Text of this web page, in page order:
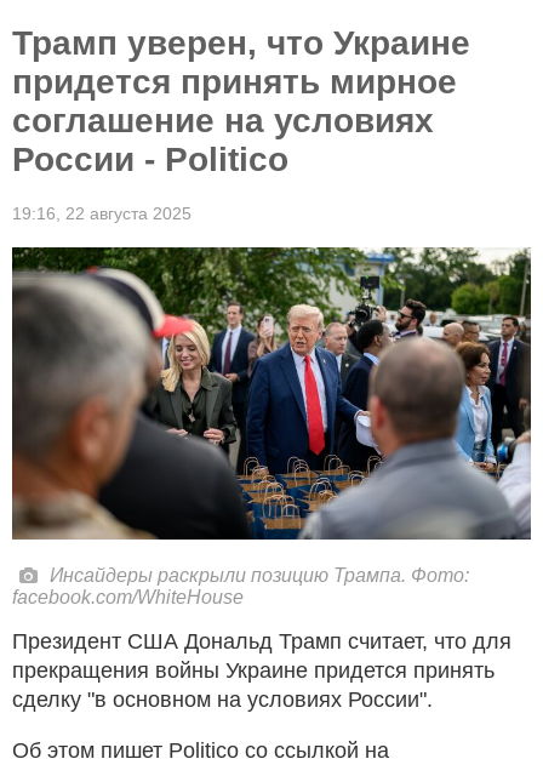
Трамп уверен, что Украине
придется принять мирное
соглашение на условиях
России - Politico
19:16, 22 августа 2025
Инсайдеры раскрыли позицию Трампа. Фото:
facebook.com/WhiteHouse
Президент США Дональд Трамп считает, что для
прекращения войны Украине придется принять
сделку "в основном на условиях России".
Об этом пишет Politico со ссылкой на